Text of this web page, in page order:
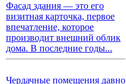
Фасад здания — это его
визитная карточка, первое
впечатление, которое
производит внешний облик
дома. В последние годы...
Чердачные помещения давно